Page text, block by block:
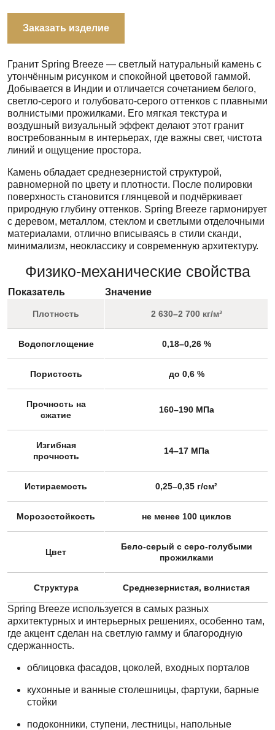
Заказать изделие
Гранит Spring Breeze — светлый натуральный камень с
утончённым рисунком и спокойной цветовой гаммой.
Добывается в Индии и отличается сочетанием белого,
светло-серого и голубовато-серого оттенков с плавными
волнистыми прожилками. Его мягкая текстура и
воздушный визуальный эффект делают этот гранит
востребованным в интерьерах, где важны свет, чистота
линий и ощущение простора.
Камень обладает среднезернистой структурой,
равномерной по цвету и плотности. После полировки
поверхность становится глянцевой и подчёркивает
природную глубину оттенков. Spring Breeze гармонирует
с деревом, металлом, стеклом и светлыми отделочными
материалами, отлично вписываясь в стили сканди,
минимализм, неоклассику и современную архитектуру.
Физико-механические свойства
Показатель Значение
Плотность 2 630–2 700 кг/м³
Водопоглощение 0,18–0,26 %
Пористость до 0,6 %
Прочность на
сжатие
160–190 МПа
Изгибная
прочность
14–17 МПа
Истираемость 0,25–0,35 г/см²
Морозостойкость не менее 100 циклов
Цвет
Бело-серый с серо-голубыми
прожилками
Структура Среднезернистая, волнистая
Spring Breeze используется в самых разных
архитектурных и интерьерных решениях, особенно там,
где акцент сделан на светлую гамму и благородную
сдержанность.
облицовка фасадов, цоколей, входных порталов
кухонные и ванные столешницы, фартуки, барные
стойки
подоконники, ступени, лестницы, напольные